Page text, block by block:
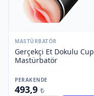
MASTÜRBATÖR
Gerçekçi Et Dokulu Cup
Mastürbatör
PERAKENDE
493,9 ₺